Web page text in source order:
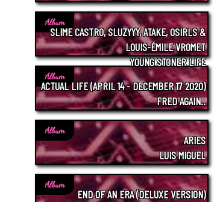
Album
SLIME CASTRO, SLUZYYY, ATAKE, OSIRLS &
LOUIS-ÉMILE VROMET
YOUNG STONER LIFE
Album
ACTUAL LIFE (APRIL 14 - DECEMBER 17 2020)
FRED AGAIN..
Album
ARIES
LUIS MIGUEL
Album
END OF AN ERA (DELUXE VERSION)